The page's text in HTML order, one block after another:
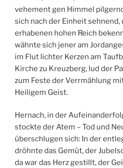
vehement gen Himmel
sich nach der Einheit sehnend,
erhabenen hohen Reich
wähnte sich jener am
im Flut lichter Kerzen am
Kirche zu Kreuzberg, lud der
zum Feste der Verrmählung
Heiligem Geist.
Hernach, in der
stockte der Atem – Tod und
überschlugen sich: In der
dröhnte das Gemüt, der
da war das Herz gestillt, der